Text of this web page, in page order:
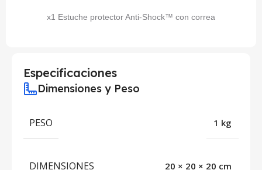
x1 Estuche protector Anti-Shock™ con correa
Especificaciones
Dimensiones y Peso
PESO 1 kg
DIMENSIONES 20 × 20 × 20 cm